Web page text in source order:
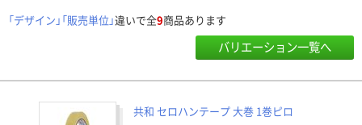
「デザイン」「販売単位」違いで全9商品あります
バリエーション一覧へ
共和 セロハンテープ 大巻 1巻ピロ